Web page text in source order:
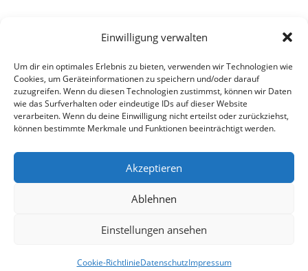
Einwilligung verwalten
Um dir ein optimales Erlebnis zu bieten, verwenden wir Technologien wie
Cookies, um Geräteinformationen zu speichern und/oder darauf
zuzugreifen. Wenn du diesen Technologien zustimmst, können wir Daten
wie das Surfverhalten oder eindeutige IDs auf dieser Website
verarbeiten. Wenn du deine Einwilligung nicht erteilst oder zurückziehst,
können bestimmte Merkmale und Funktionen beeinträchtigt werden.
Akzeptieren
Ablehnen
Einstellungen ansehen
Cookie-RichtlinieDatenschutzImpressum
Alle Rechte vorbehalten - Sarah Kailer
fain g